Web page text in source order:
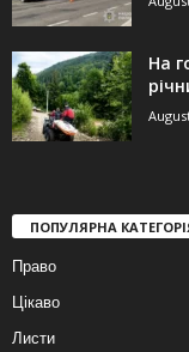
На
ПОПУЛЯРНА
Право
Цікаво
Листи